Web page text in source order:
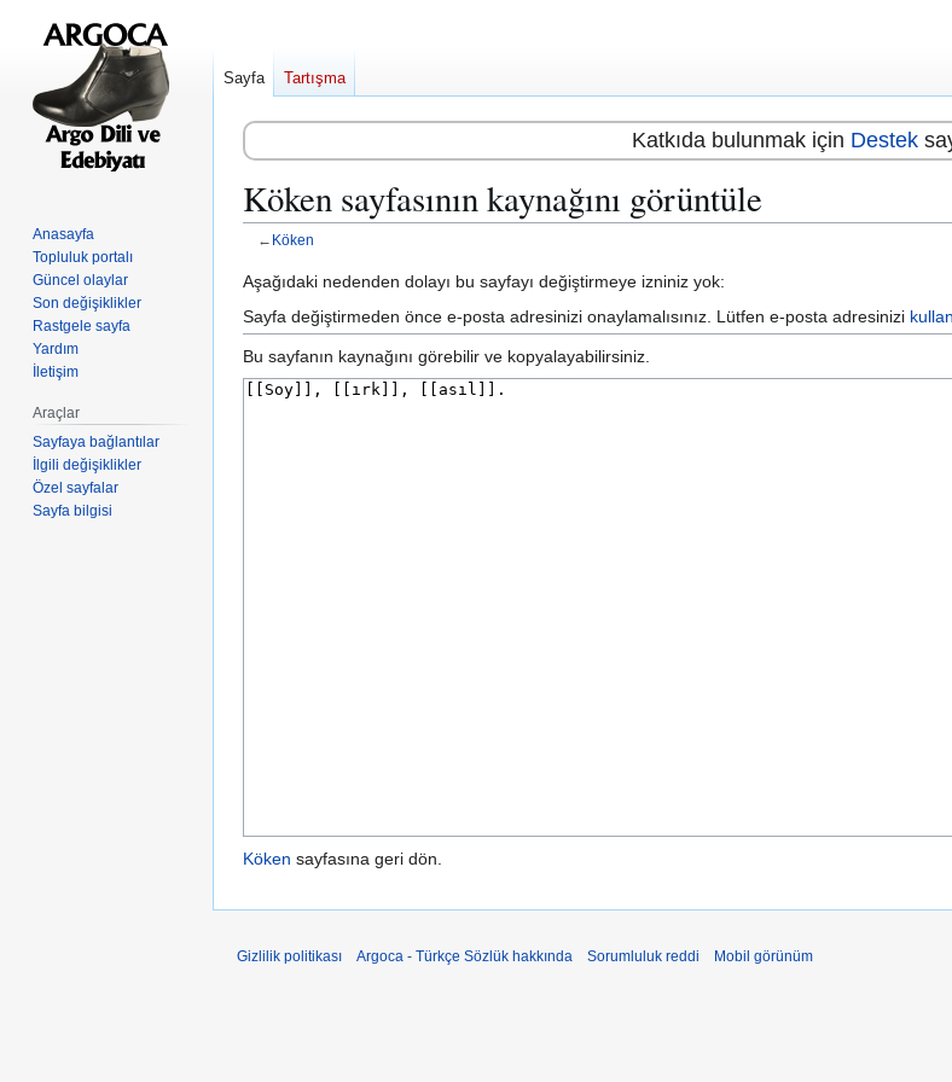
Katkıda bulunmak için Destek
Köken sayfasının kaynağını görüntüle
← Köken
Gezinti
kısmına
atla
Arama
kısmına
atla
Aşağıdaki nedenden dolayı bu sayfayı değiştirmeye izniniz yok:
Sayfa değiştirmeden önce e-posta adresinizi onaylamalısınız. Lütfen e-posta adresinizi
Bu sayfanın kaynağını görebilir ve kopyalayabilirsiniz.
Köken sayfasına geri dön.
Sayfa Tartışma
Anasayfa
Topluluk portalı
Güncel olaylar
Son değişiklikler
Rastgele sayfa
Yardım
İletişim
Araçlar
Sayfaya bağlantılar
İlgili değişiklikler
Özel sayfalar
Sayfa bilgisi
Gizlilik politikası Argoca - Türkçe Sözlük hakkında Sorumluluk reddi Mobil görünüm